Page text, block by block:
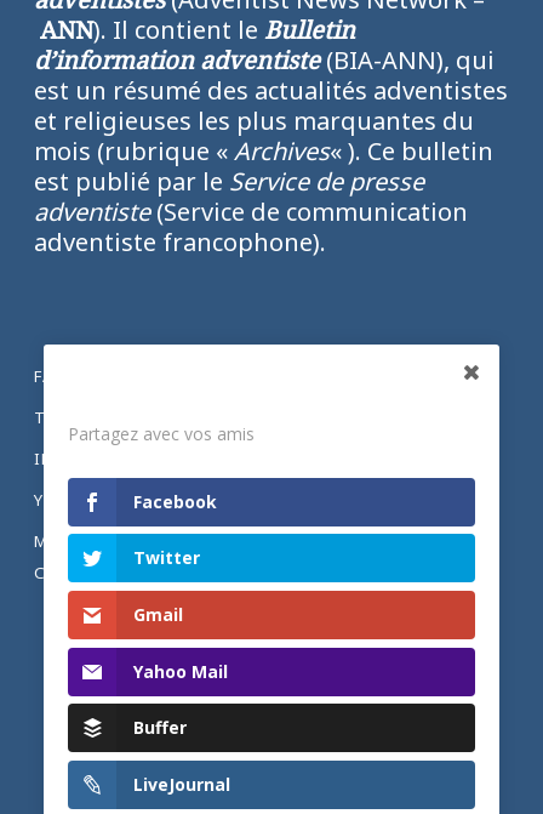
ANN). Il contient le Bulletin
d’information adventiste(BIA-ANN), qui
est un résumé des actualités adventistes
et religieuses les plus marquantes du
mois (rubrique «Archives« ). Ce bulletin
est publié par le Service de presse
adventiste(Service de communication
adventiste francophone).
FACEBOOK
TWITTER
INSTAGRAM
YOUTUBE
MENTIONS LÉGALES ET POLITIQUE DE
CONFIDENTIALITÉ
Partagez avec vos amis
Facebook
Twitter
Gmail
Yahoo Mail
Buffer
LiveJournal